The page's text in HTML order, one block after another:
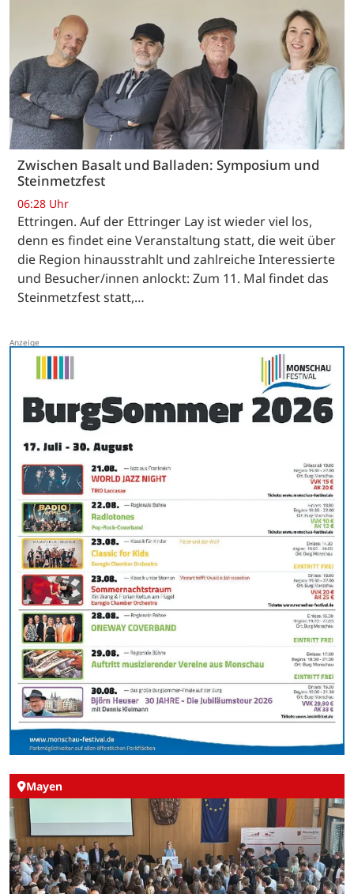
Zwischen Basalt und Balladen: Symposium und
Steinmetzfest
06:28 Uhr
Ettringen. Auf der Ettringer Lay ist wieder viel los,
denn es findet eine Veranstaltung statt, die weit über
die Region hinausstrahlt und zahlreiche Interessierte
und Besucher/innen anlockt: Zum 11. Mal findet das
Steinmetzfest statt,…
Mayen